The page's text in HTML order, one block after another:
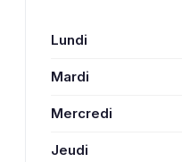
Lundi
Mardi
Mercredi
Jeudi